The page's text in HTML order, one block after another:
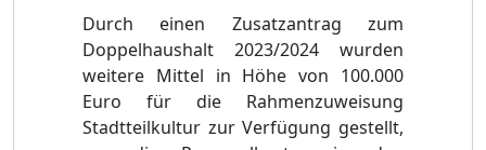
Durch einen Zusatzantrag zum
Doppelhaushalt 2023/2024 wurden
weitere Mittel in Höhe von 100.000
Euro für die Rahmenzuweisung
Stadtteilkultur zur Verfügung gestellt,